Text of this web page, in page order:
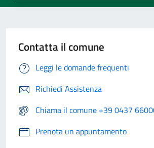
Contatta il comune
Leggi le domande frequenti
Richiedi Assistenza
Chiama il comune +39 0437
Prenota un appuntamento